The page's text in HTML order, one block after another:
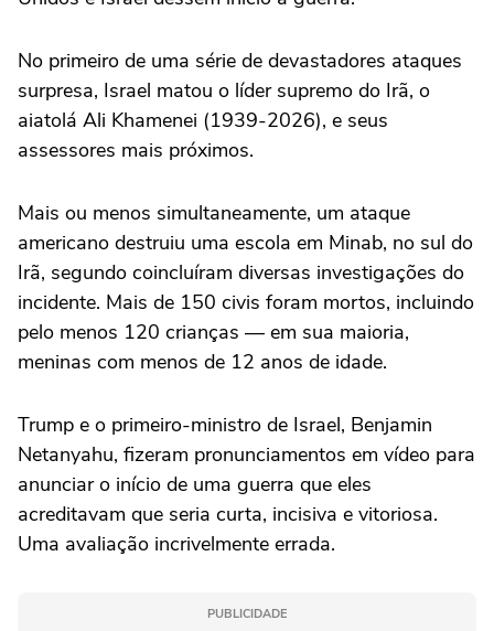
No primeiro de uma série de devastadores ataques
surpresa, Israel matou o líder supremo do Irã, o
aiatolá Ali Khamenei (1939-2026), e seus
assessores mais próximos.
Mais ou menos simultaneamente, um ataque
americano destruiu uma escola em Minab, no sul do
Irã, segundo coincluíram diversas investigações do
incidente. Mais de 150 civis foram mortos, incluindo
pelo menos 120 crianças — em sua maioria,
meninas com menos de 12 anos de idade.
Trump e o primeiro-ministro de Israel, Benjamin
Netanyahu, fizeram pronunciamentos em vídeo para
anunciar o início de uma guerra que eles
acreditavam que seria curta, incisiva e vitoriosa.
Uma avaliação incrivelmente errada.
PUBLICIDADE